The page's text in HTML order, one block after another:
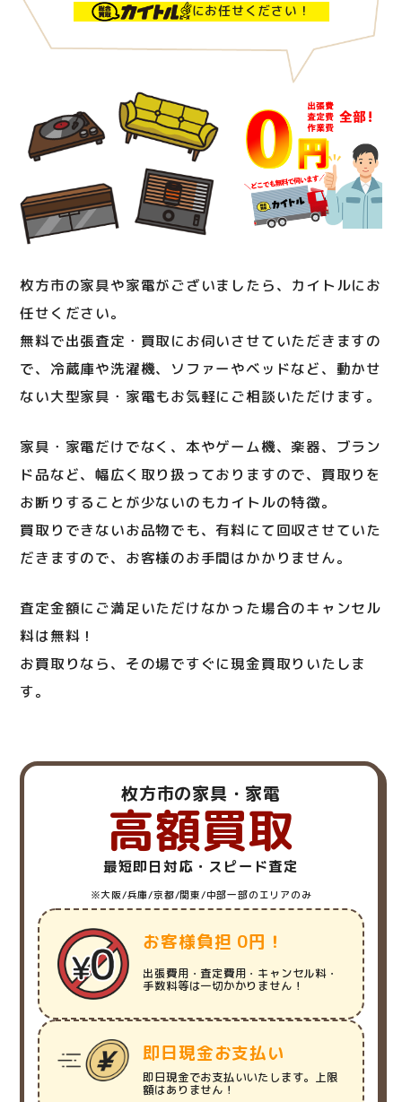
にお任せください！
枚方市の家具や家電がございましたら、カイトルにお
任せください。
無料で出張査定・買取にお伺いさせていただきますの
で、冷蔵庫や洗濯機、ソファーやベッドなど、動かせ
ない大型家具・家電もお気軽にご相談いただけます。
家具・家電だけでなく、本やゲーム機、楽器、ブラン
ド品など、幅広く取り扱っておりますので、買取りを
お断りすることが少ないのもカイトルの特徴。
買取りできないお品物でも、有料にて回収させていた
だきますので、お客様のお手間はかかりません。
査定金額にご満足いただけなかった場合のキャンセル
料は無料！
お買取りなら、その場ですぐに現金買取りいたしま
す。
枚方市の家具・家電
高額買取
最短即日対応・スピード査定
※大阪/兵庫/京都/関東/中部一部のエリアのみ
お客様負担 0円！
出張費用・査定費用・キャンセル料・
手数料等は一切かかりません！
即日現金お支払い
即日現金でお支払いいたします。上限
額はありません！